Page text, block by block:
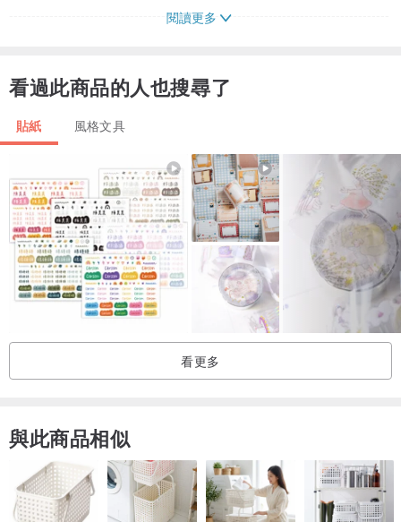
-------------------------------------------------------------------------------------
運送資訊
⊛ 快捷運送：郵政掛號
⊛ 順豐速運（貨到付運費）
閱讀更多
看過此商品的人也搜尋了
貼紙 風格文具
看更多
與此商品相似